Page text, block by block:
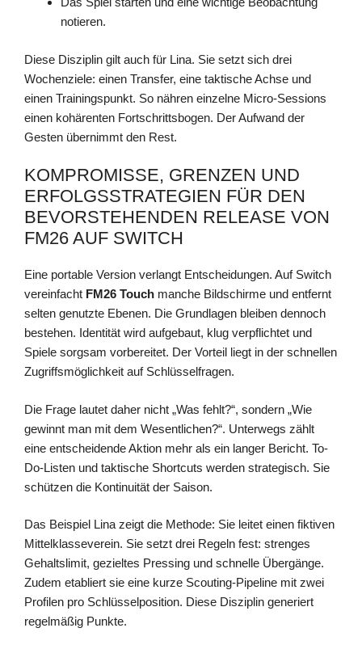
notieren.
Diese Disziplin gilt auch für Lina. Sie setzt sich drei
Wochenziele: einen Transfer, eine taktische Achse und
einen Trainingspunkt. So nähren einzelne Micro-Sessions
einen kohärenten Fortschrittsbogen. Der Aufwand der
Gesten übernimmt den Rest.
KOMPROMISSE, GRENZEN UND
ERFOLGSSTRATEGIEN FÜR DEN
BEVORSTEHENDEN RELEASE VON
FM26 AUF SWITCH
Eine portable Version verlangt Entscheidungen. Auf Switch
vereinfacht FM26 Touch manche Bildschirme und entfernt
selten genutzte Ebenen. Die Grundlagen bleiben dennoch
bestehen. Identität wird aufgebaut, klug verpflichtet und
Spiele sorgsam vorbereitet. Der Vorteil liegt in der schnellen
Zugriffsmöglichkeit auf Schlüsselfragen.
Die Frage lautet daher nicht „Was fehlt?“, sondern „Wie
gewinnt man mit dem Wesentlichen?“. Unterwegs zählt
eine entscheidende Aktion mehr als ein langer Bericht. To-
Do-Listen und taktische Shortcuts werden strategisch. Sie
schützen die Kontinuität der Saison.
Das Beispiel Lina zeigt die Methode: Sie leitet einen fiktiven
Mittelklasseverein. Sie setzt drei Regeln fest: strenges
Gehaltslimit, gezieltes Pressing und schnelle Übergänge.
Zudem etabliert sie eine kurze Scouting-Pipeline mit zwei
Profilen pro Schlüsselposition. Diese Disziplin generiert
regelmäßig Punkte.